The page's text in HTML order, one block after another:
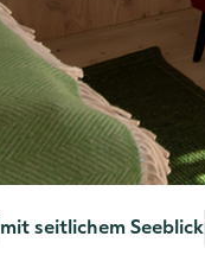
mit seitlichem Seeblick